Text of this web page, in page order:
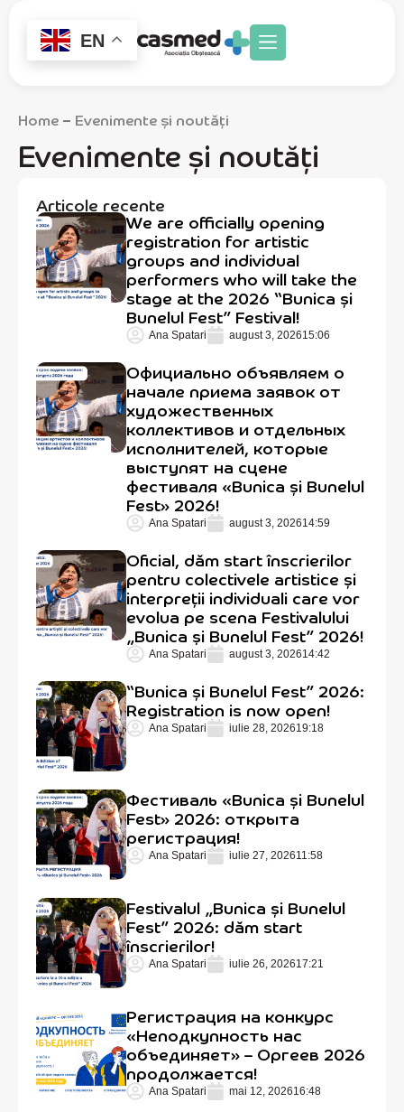
EN
Home – Evenimente şi noutăţi
Evenimente şi noutăţi
Articole recente
We are officially opening
registration for artistic
groups and individual
performers who will take the
stage at the 2026 “Bunica și
Bunelul Fest” Festival!
Ana Spatari august 3, 202615:06
Официально объявляем о
начале приема заявок от
художественных
коллективов и отдельных
исполнителей, которые
выступят на сцене
фестиваля «Bunica și Bunelul
Fest» 2026!
Ana Spatari august 3, 202614:59
Oficial, dăm start înscrierilor
pentru colectivele artistice și
interpreții individuali care vor
evolua pe scena Festivalului
„Bunica și Bunelul Fest” 2026!
Ana Spatari august 3, 202614:42
“Bunica și Bunelul Fest” 2026:
Registration is now open!
Ana Spatari iulie 28, 202619:18
Фестиваль «Bunica și Bunelul
Fest» 2026: открыта
регистрация!
Ana Spatari iulie 27, 202611:58
Festivalul „Bunica și Bunelul
Fest” 2026: dăm start
înscrierilor!
Ana Spatari iulie 26, 202617:21
Регистрация на конкурс
«Неподкупность нас
объединяет» – Оргеев 2026
продолжается!
Ana Spatari mai 12, 202616:48